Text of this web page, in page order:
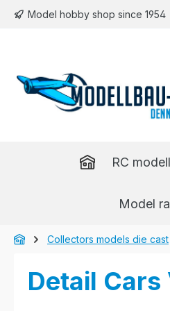
to main content
Skip to search
Skip to main navigation
Model hobby shop since 1954
RC
Model
Collectors models die cast
Detail Cars